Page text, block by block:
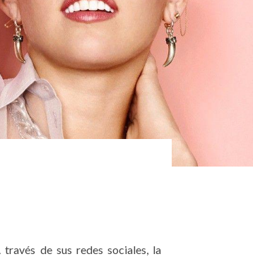
de sus redes sociales, la